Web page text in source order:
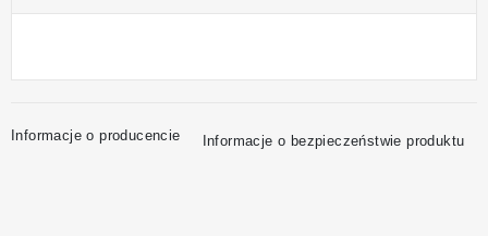
Informacje o producencie Informacje o bezpieczeństwie produktu